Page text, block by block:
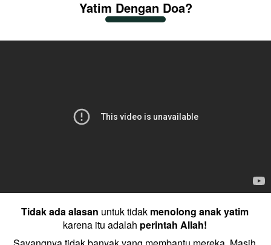
Yatim Dengan Doa?
Tidak ada alasan untuk tidak menolong anak yatim
karena itu adalah perintah Allah!